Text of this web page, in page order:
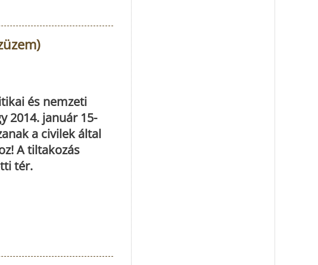
és nemzeti
2014. január 15-
a civilek által
A tiltakozás
tér.